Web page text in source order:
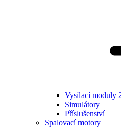
Vysílací moduly
Simulátory
Příslušenství
Spalovací motory